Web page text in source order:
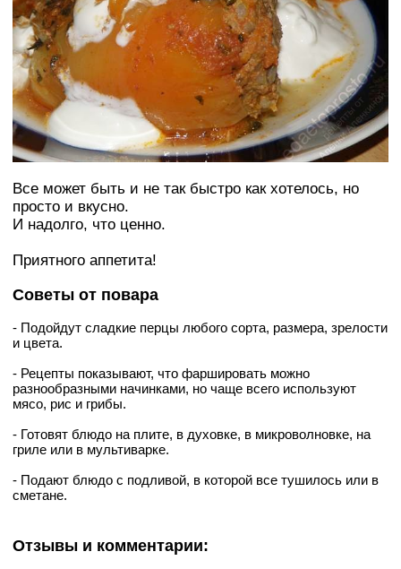
Все может быть и не так быстро как хотелось, но
просто и вкусно.
И надолго, что ценно.
Приятного аппетита!
Советы от повара
- Подойдут сладкие перцы любого сорта, размера, зрелости
и цвета.
- Рецепты показывают, что фаршировать можно
разнообразными начинками, но чаще всего используют
мясо, рис и грибы.
- Готовят блюдо на плите, в духовке, в микроволновке, на
гриле или в мультиварке.
- Подают блюдо с подливой, в которой все тушилось или в
сметане.
Отзывы и комментарии: